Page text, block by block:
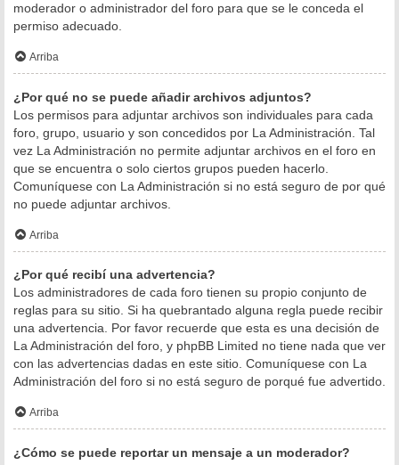
moderador o administrador del foro para que se le conceda el
permiso adecuado.
Arriba
¿Por qué no se puede añadir archivos adjuntos?
Los permisos para adjuntar archivos son individuales para cada
foro, grupo, usuario y son concedidos por La Administración. Tal
vez La Administración no permite adjuntar archivos en el foro en
que se encuentra o solo ciertos grupos pueden hacerlo.
Comuníquese con La Administración si no está seguro de por qué
no puede adjuntar archivos.
Arriba
¿Por qué recibí una advertencia?
Los administradores de cada foro tienen su propio conjunto de
reglas para su sitio. Si ha quebrantado alguna regla puede recibir
una advertencia. Por favor recuerde que esta es una decisión de
La Administración del foro, y phpBB Limited no tiene nada que ver
con las advertencias dadas en este sitio. Comuníquese con La
Administración del foro si no está seguro de porqué fue advertido.
Arriba
¿Cómo se puede reportar un mensaje a un moderador?